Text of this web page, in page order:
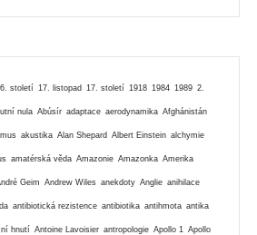
století 17. listopad 17. století 1918 1984 1989 2.
nula Abúsír adaptace aerodynamika Afghánistán
akustika Alan Shepard Albert Einstein alchymie
amatérská věda Amazonie Amazonka Amerika
Geim Andrew Wiles anekdoty Anglie anihilace
antibiotická rezistence antibiotika antihmota antika
hnutí Antoine Lavoisier antropologie Apollo 1 Apollo